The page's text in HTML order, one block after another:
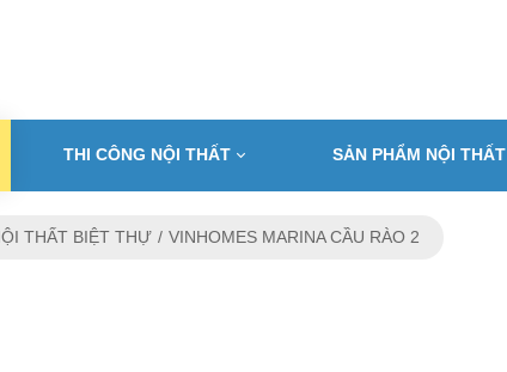
THI CÔNG NỘI THẤT SẢN PHẨM NỘI THẤT
THẤT BIỆT THỰ VINHOMES MARINA CẦU RÀO 2